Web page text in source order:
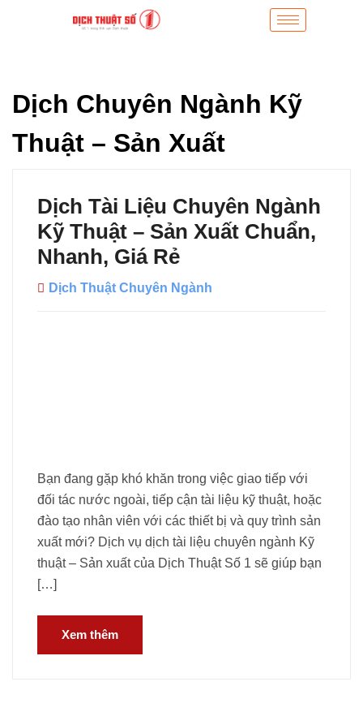
Dịch Chuyên Ngành Kỹ
Thuật – Sản Xuất
Dịch Tài Liệu Chuyên Ngành
Kỹ Thuật – Sản Xuất Chuẩn,
Nhanh, Giá Rẻ
Dịch Thuật Chuyên Ngành
Bạn đang gặp khó khăn trong việc giao tiếp với
đối tác nước ngoài, tiếp cận tài liệu kỹ thuật, hoặc
đào tạo nhân viên với các thiết bị và quy trình sản
xuất mới? Dịch vụ dịch tài liệu chuyên ngành Kỹ
thuật – Sản xuất của Dịch Thuật Số 1 sẽ giúp bạn
[…]
Xem thêm